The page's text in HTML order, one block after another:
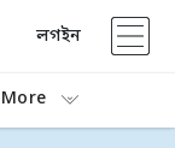
লগইন
More